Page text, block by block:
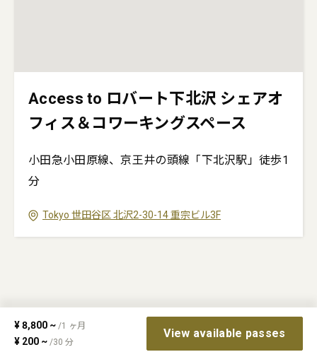
Access to ロバート下北沢 シェアオ
フィス＆コワーキングスペース
小田急小田原線、京王井の頭線「下北沢駅」徒歩1
分
Tokyo 世田谷区北沢2-30-14重宗ビル3F
¥8,800 ~ /1 ヶ月
¥ 200 ~ /30 分
View available passes